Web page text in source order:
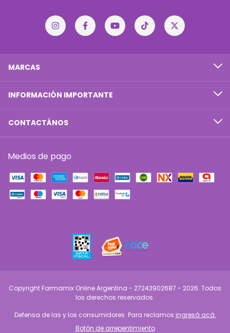
MARCAS
INFORMACIÓN IMPORTANTE
CONTACTÁNOS
Medios de pago
Copyright Farmamix Online Argentina - 27243902687 - 2026. Todos
los derechos reservados.
Defensa de las y los consumidores. Para reclamos ingresá acá.
Botón de arrepentimiento